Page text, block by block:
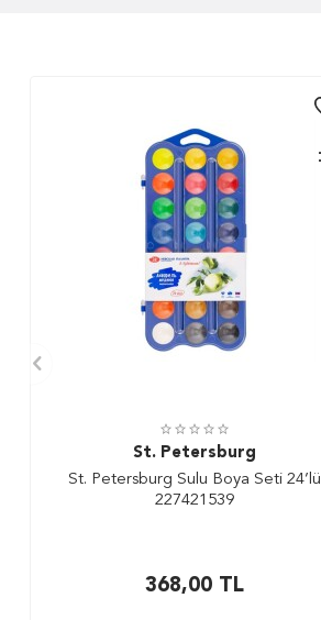
St. Petersburg
St. Petersburg Sulu Boya Seti 24’lü
227421539
368,00 TL